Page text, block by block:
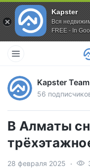
Kapster
Вся
FREE - In
Kapster Team
56
В Алматы
28 февраля 2025